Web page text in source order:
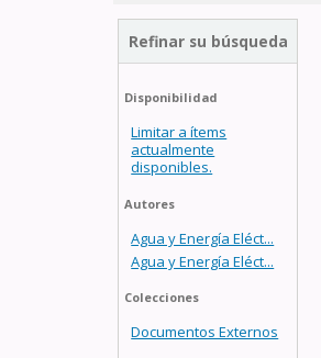
Refinar su búsqueda
Disponibilidad
Limitar a ítems
actualmente
disponibles.
Autores
Agua y Energía Eléct...
Agua y Energía Eléct...
Colecciones
Documentos Externos